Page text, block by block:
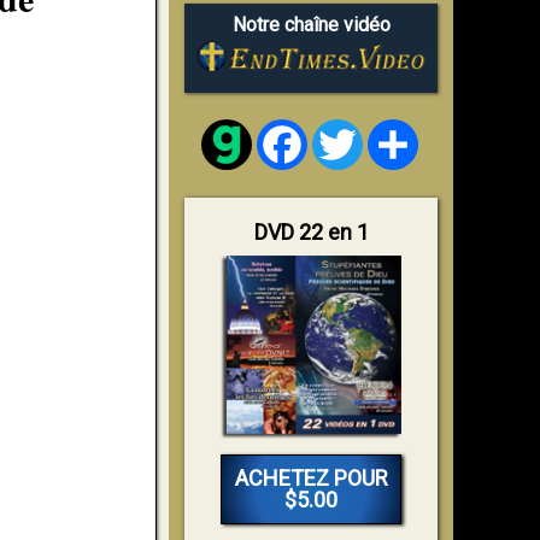
Notre chaîne vidéo
FacebookTwitter
DVD 22 en 1
ACHETEZ POUR
$5.00